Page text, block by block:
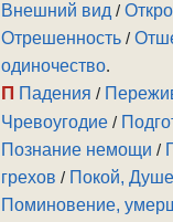
Внешний вид /
Отрешенность /
одиночество.
П Падения /
Чревоугодие /
Познание немощи /
грехов / Покой,
Поминовение,